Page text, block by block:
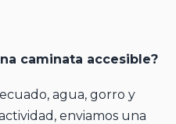
caminata accesible?
agua, gorro y
enviamos una